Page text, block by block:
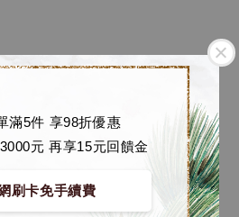
滿5件 享98折優惠
元 再享15元回饋金
刷卡免手續費